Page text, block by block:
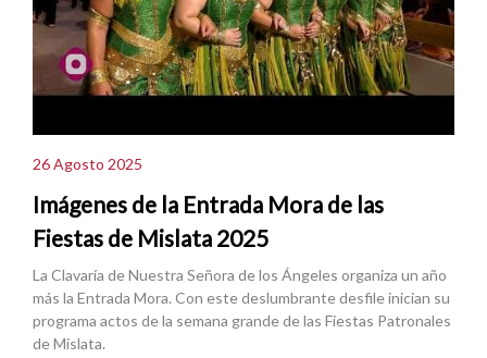
26 Agosto 2025
Imágenes de la Entrada Mora de las
Fiestas de Mislata 2025
La Clavaría de Nuestra Señora de los Ángeles organiza un año
más la Entrada Mora. Con este deslumbrante desfile inician su
programa actos de la semana grande de las Fiestas Patronales
de Mislata.